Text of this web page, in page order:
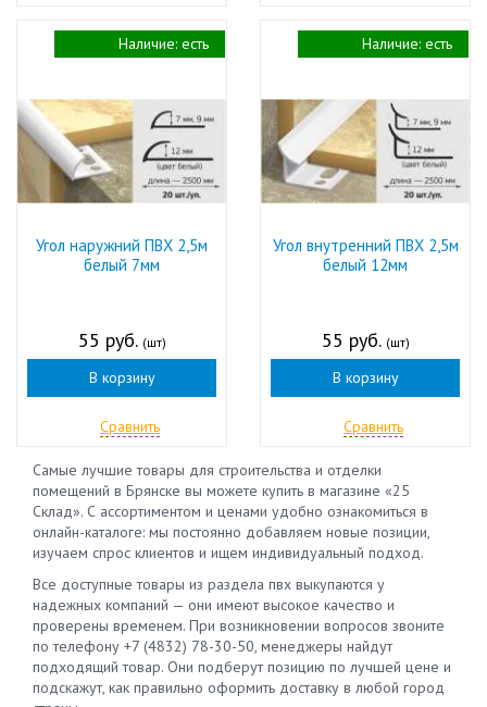
Угол наружний ПВХ 2,5м
белый 7мм
55 руб. (шт)
В корзину
Сравнить
Наличие: есть
Угол внутренний ПВХ 2,5м
белый 12мм
55 руб. (шт)
В корзину
Сравнить
Наличие: есть
Самые лучшие товары для строительства и отделки
помещений в Брянске вы можете купить в магазине «25
Склад». С ассортиментом и ценами удобно ознакомиться в
онлайн-каталоге: мы постоянно добавляем новые позиции,
изучаем спрос клиентов и ищем индивидуальный подход.
Все доступные товары из раздела пвх выкупаются у
надежных компаний — они имеют высокое качество и
проверены временем. При возникновении вопросов звоните
по телефону +7 (4832) 78-30-50, менеджеры найдут
подходящий товар. Они подберут позицию по лучшей цене и
подскажут, как правильно оформить доставку в любой город